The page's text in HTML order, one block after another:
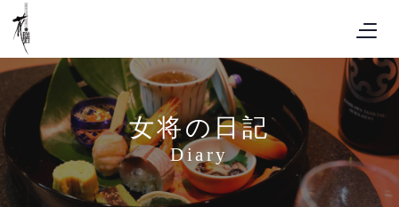
女将の日記
Diary